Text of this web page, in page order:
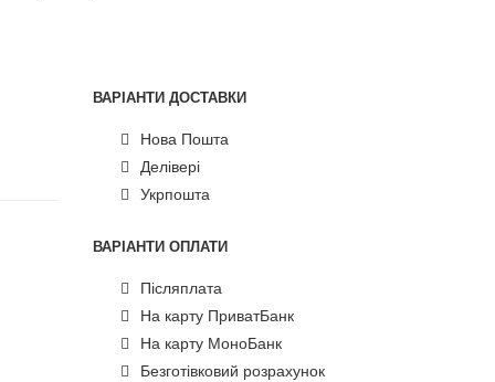
ВАРІАНТИ ДОСТАВКИ
Нова Пошта
Делівері
Укрпошта
ВАРІАНТИ ОПЛАТИ
Післяплата
На карту ПриватБанк
На карту МоноБанк
Безготівковий розрахунок